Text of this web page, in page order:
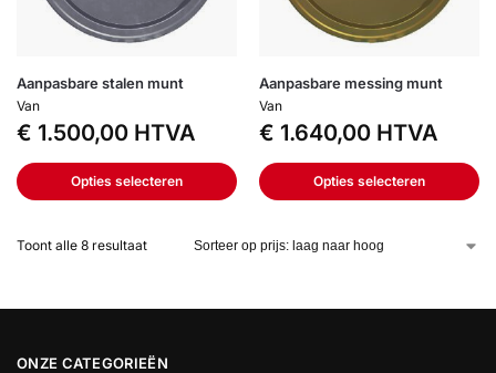
Aanpasbare stalen munt
Van
€ 1.500,00 HTVA
Opties selecteren
Aanpasbare messing munt
Van
€ 1.640,00 HTVA
Opties selecteren
Toont alle 8 resultaat
ONZE CATEGORIEËN